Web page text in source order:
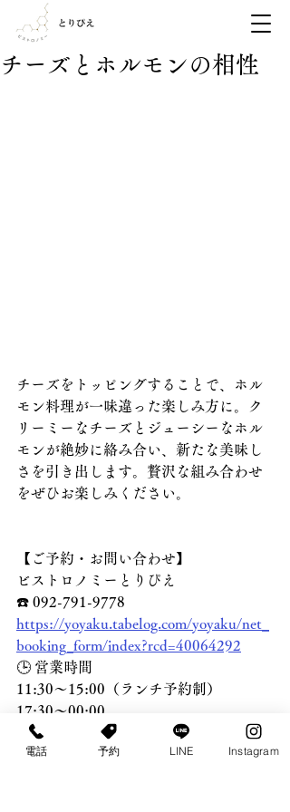
チーズとホルモンの相性
チーズをトッピングすることで、ホル
モン料理が一味違った楽しみ方に。ク
リーミーなチーズとジューシーなホル
モンが絶妙に絡み合い、新たな美味し
さを引き出します。贅沢な組み合わせ
をぜひお楽しみください。
【ご予約・お問い合わせ】
ビストロノミーとりぴえ
☎️ 092-791-9778
https://yoyaku.tabelog.com/yoyaku/net_
booking_form/index?rcd=40064292
🕒 営業時間
11:30〜15:00（ランチ予約制）
17:30～00:00
電話 予約 LINE Instagram